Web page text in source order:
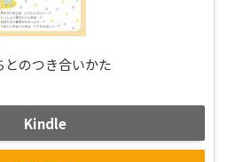
のつき合いかた
Kindle